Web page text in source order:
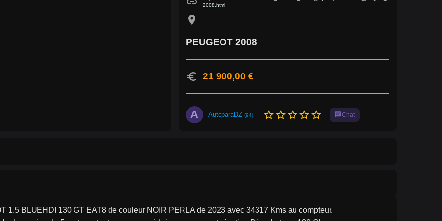
2008.html
location_on
PEUGEOT 2008
euro 21 900,00 €
A AutoparaDZ (94) star_borderstar_borderstar_borderstar_borderstar_border chatChat
1.5 BLUEHDI 130 GT EAT8 de couleur NOIR PERLA de 2023 avec 34317 Kms au compteur.